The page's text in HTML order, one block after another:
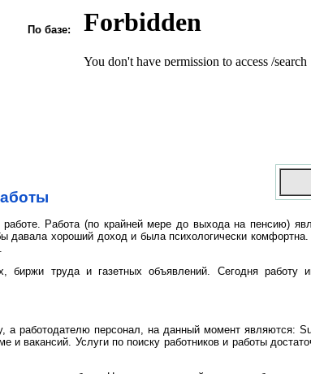
По базе:
Работа (по крайней мере до выхода на пенсию)
давала хороший доход и была психологически
труда и газетных объявлений. Сегодня работу
а работодателю персонал, на данный момент являются:
вакансий. Услуги по поиску работников и работы